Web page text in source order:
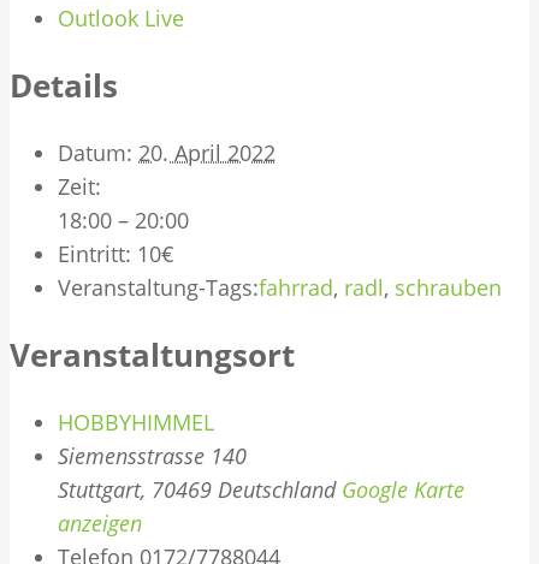
Outlook Live
Details
Datum: 20. April 2022
Zeit:
18:00 – 20:00
Eintritt: 10€
Veranstaltung-Tags:fahrrad, radl, schrauben
Veranstaltungsort
HOBBYHIMMEL
Siemensstrasse 140
Stuttgart, 70469 Deutschland Google Karte
anzeigen
Telefon 0172/7788044